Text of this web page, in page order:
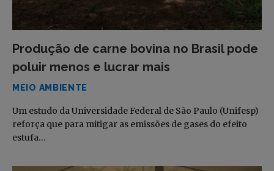
Produção de carne bovina no Brasil pode
poluir menos e lucrar mais
MEIO AMBIENTE
Um estudo da Universidade Federal de São Paulo (Unifesp)
reforça que para mitigar as emissões de gases do efeito
estufa…